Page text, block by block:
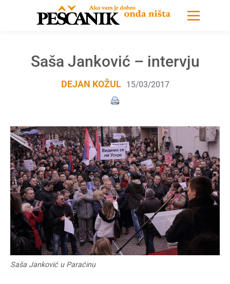
Saša Janković – intervju
DEJAN KOŽUL 15/03/2017
Saša Janković u Paraćinu